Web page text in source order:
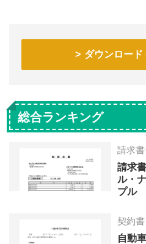
ダウンロー
総合ランキング
請求
請求
ル・
プル
契約
自動